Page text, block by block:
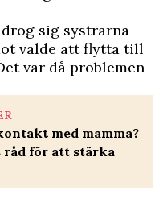
sig systrarna
valde att flytta till
var då problemen
med mamma?
råd för att stärka